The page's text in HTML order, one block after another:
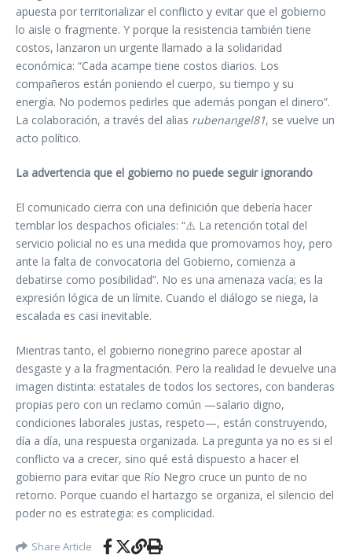
apuesta por territorializar el conflicto y evitar que el gobierno
lo aisle o fragmente. Y porque la resistencia también tiene
costos, lanzaron un urgente llamado a la solidaridad
económica: “Cada acampe tiene costos diarios. Los
compañeros están poniendo el cuerpo, su tiempo y su
energía. No podemos pedirles que además pongan el dinero”.
La colaboración, a través del alias rubenangel81, se vuelve un
acto político.
La advertencia que el gobierno no puede seguir ignorando
El comunicado cierra con una definición que debería hacer
temblar los despachos oficiales: “⚠️ La retención total del
servicio policial no es una medida que promovamos hoy, pero
ante la falta de convocatoria del Gobierno, comienza a
debatirse como posibilidad”. No es una amenaza vacía; es la
expresión lógica de un límite. Cuando el diálogo se niega, la
escalada es casi inevitable.
Mientras tanto, el gobierno rionegrino parece apostar al
desgaste y a la fragmentación. Pero la realidad le devuelve una
imagen distinta: estatales de todos los sectores, con banderas
propias pero con un reclamo común —salario digno,
condiciones laborales justas, respeto—, están construyendo,
día a día, una respuesta organizada. La pregunta ya no es si el
conflicto va a crecer, sino qué está dispuesto a hacer el
gobierno para evitar que Río Negro cruce un punto de no
retorno. Porque cuando el hartazgo se organiza, el silencio del
poder no es estrategia: es complicidad.
Share Article